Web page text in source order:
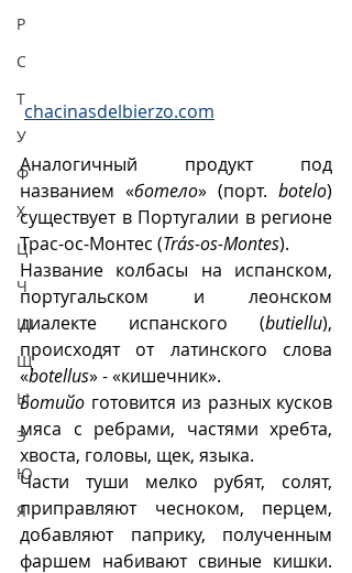
Р
С
Т
У
Ф
Х
Ц
Ч
Ш
Щ
Ы
Э
Ю
Я
chacinasdelbierzo.com
Аналогичный продукт под
названием «ботело» (порт. botelo)
существует в Португалии в регионе
Трас-ос-Монтес (Trás-os-Montes).
Название колбасы на испанском,
португальском и леонском
диалекте испанского (butiellu),
происходят от латинского слова
«botellus» - «кишечник».
Ботийо готовится из разных кусков
мяса с ребрами, частями хребта,
хвоста, головы, щек, языка.
Части туши мелко рубят, солят,
приправляют чесноком, перцем,
добавляют паприку, полученным